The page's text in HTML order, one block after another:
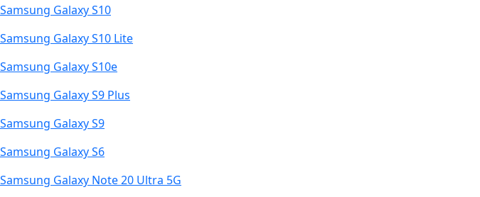
Samsung Galaxy S10
Samsung Galaxy S10 Lite
Samsung Galaxy S10e
Samsung Galaxy S9 Plus
Samsung Galaxy S9
Samsung Galaxy S6
Samsung Galaxy Note 20 Ultra 5G